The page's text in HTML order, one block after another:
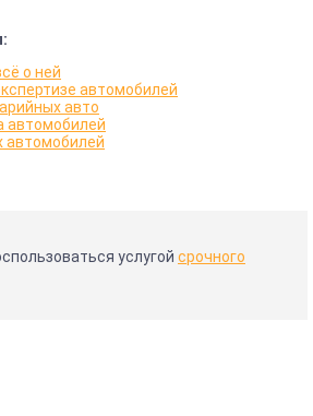
о ней
автомобилей
авто
автомобилей
автомобилей
услугой срочного